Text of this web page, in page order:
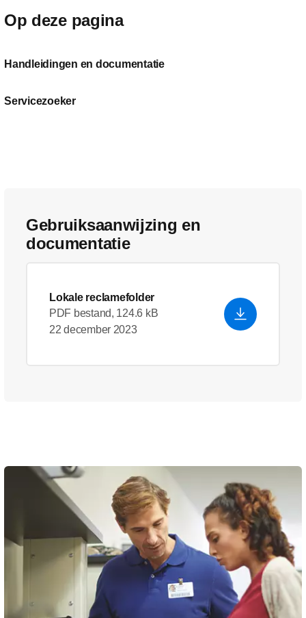
Op deze pagina
Handleidingen en documentatie
Servicezoeker
Gebruiksaanwijzing en
documentatie
Lokale reclamefolder
PDF bestand, 124.6 kB
22 december 2023